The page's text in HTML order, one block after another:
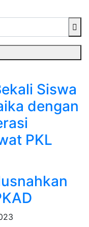
Siswa
dengan
PKL